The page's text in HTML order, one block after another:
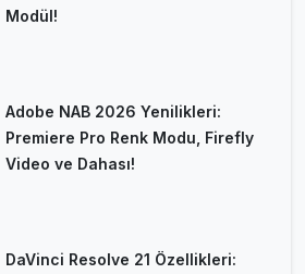
Modül!
Adobe NAB 2026 Yenilikleri:
Premiere Pro Renk Modu, Firefly
Video ve Dahası!
DaVinci Resolve 21 Özellikleri: